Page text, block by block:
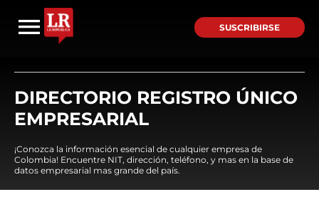
SUSCRIBIRSE
DIRECTORIO REGISTRO ÚNICO
EMPRESARIAL
¡Conozca la información esencial de cualquier empresa de
Colombia! Encuentre NIT, dirección, teléfono, y mas en la base de
datos empresarial mas grande del país.